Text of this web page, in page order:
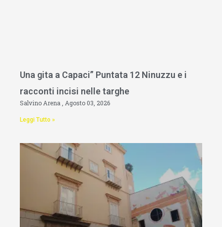
Una gita a Capaci” Puntata 12 Ninuzzu e i
racconti incisi nelle targhe
Salvino Arena Agosto 03, 2026
Leggi Tutto »